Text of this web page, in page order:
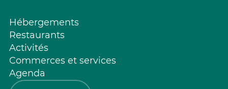
Hébergements
Restaurants
Activités
Commerces et services
Agenda